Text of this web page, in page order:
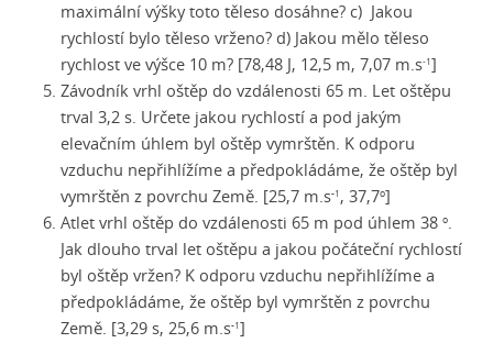
maximální výšky toto těleso dosáhne? c) Jakou
rychlostí bylo těleso vrženo? d) Jakou mělo těleso
rychlost ve výšce 10 m? [78,48 J, 12,5 m, 7,07 m.s‑1]
Závodník vrhl oštěp do vzdálenosti 65 m. Let oštěpu
trval 3,2 s. Určete jakou rychlostí a pod jakým
elevačním úhlem byl oštěp vymrštěn. K odporu
vzduchu nepřihlížíme a předpokládáme, že oštěp byl
vymrštěn z povrchu Země. [25,7 m.s-1 , 37,7o]
Atlet vrhl oštěp do vzdálenosti 65 m pod úhlem 38 o.
Jak dlouho trval let oštěpu a jakou počáteční rychlostí
byl oštěp vržen? K odporu vzduchu nepřihlížíme a
předpokládáme, že oštěp byl vymrštěn z povrchu
Země. [3,29 s, 25,6 m.s-1]